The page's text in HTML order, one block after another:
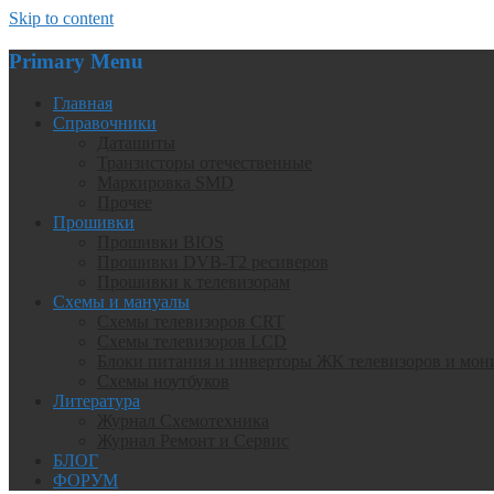
Skip to content
Primary Menu
Главная
Справочники
Прошивки
Схемы и мануалы
Литература
БЛОГ
ФОРУМ